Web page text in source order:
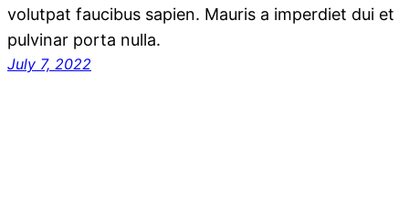
volutpat faucibus sapien. Mauris a imperdiet dui et
pulvinar porta nulla.
July 7, 2022